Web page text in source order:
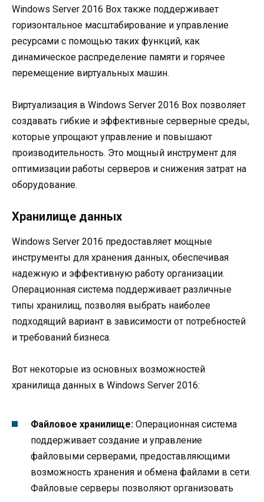
Windows Server 2016 Box также поддерживает
горизонтальное масштабирование и управление
ресурсами с помощью таких функций, как
динамическое распределение памяти и горячее
перемещение виртуальных машин.
Виртуализация в Windows Server 2016 Box позволяет
создавать гибкие и эффективные серверные среды,
которые упрощают управление и повышают
производительность. Это мощный инструмент для
оптимизации работы серверов и снижения затрат на
оборудование.
Хранилище данных
Windows Server 2016 предоставляет мощные
инструменты для хранения данных, обеспечивая
надежную и эффективную работу организации.
Операционная система поддерживает различные
типы хранилищ, позволяя выбрать наиболее
подходящий вариант в зависимости от потребностей
и требований бизнеса.
Вот некоторые из основных возможностей
хранилища данных в Windows Server 2016:
Файловое хранилище: Операционная система
поддерживает создание и управление
файловыми серверами, предоставляющими
возможность хранения и обмена файлами в сети.
Файловые серверы позволяют организовать